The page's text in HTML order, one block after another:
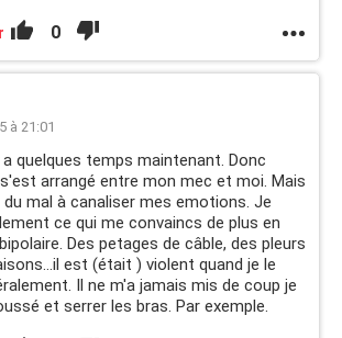
0
à 21:01
quelques temps maintenant. Donc
arrangé entre mon mec et moi. Mais
mal à canaliser mes emotions. Je
ce qui me convaincs de plus en
Des petages de câble, des pleurs
est (était ) violent quand je le
Il ne m'a jamais mis de coup je
et serrer les bras. Par exemple.